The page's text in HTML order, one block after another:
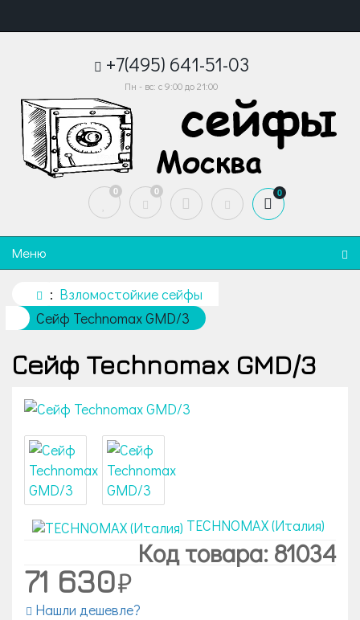
+7(495) 641-51-03
Пн - вс: с 9:00 до 21:00
0 0 0
Меню
Взломостойкие сейфы
Сейф Technomax GMD/3
Сейф Technomax GMD/3
TECHNOMAX (Италия)
Код товара: 81034
71 630
Нашли дешевле?